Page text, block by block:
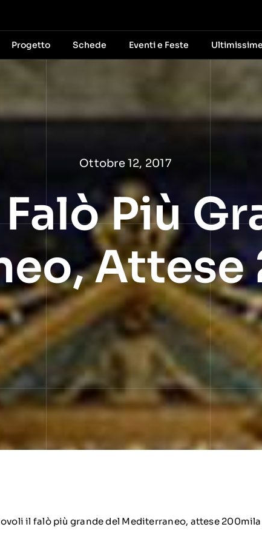
Progetto Schede Eventi e Feste Ultimissime
Ottobre 12, 2017
Più
il falò più grande del Mediterraneo, attese